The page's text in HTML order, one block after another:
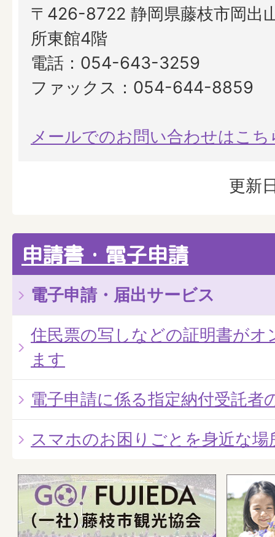
〒426-8722 静岡県藤枝市岡出
所東館4階
電話：054-643-3259
ファックス：054-644-8859
メールでのお問い合わせはこち
更新
申請書・電子申請
電子申請・届出サービス
住民票の写しなどの証明書が
ます
電子申請に係る指定納付受託者
スマホのお困りごとを身近な